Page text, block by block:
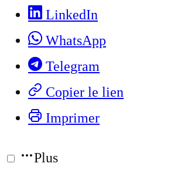
LinkedIn
WhatsApp
Telegram
Copier le lien
Imprimer
Plus